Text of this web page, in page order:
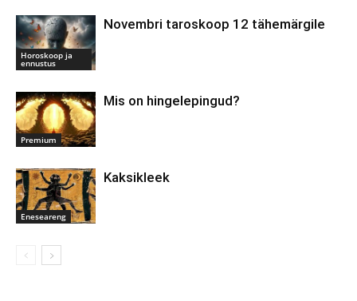
Horoskoop ja
ennustus
Novembri taroskoop 12 tähemärgile
Premium
Mis on hingelepingud?
Eneseareng
Kaksikleek